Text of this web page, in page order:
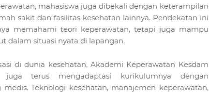
mahasiswa juga dibekali dengan keterampilan
sakit dan fasilitas kesehatan lainnya. Pendekatan ini
memahami teori keperawatan, tetapi juga mampu
dalam situasi nyata di lapangan.
di dunia kesehatan, Akademi Keperawatan Kesdam
terus mengadaptasi kurikulumnya dengan
Teknologi kesehatan, manajemen keperawatan,